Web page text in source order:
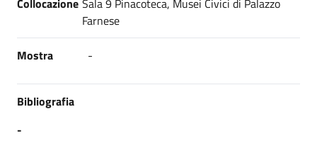
Collocazione Sala 9 Pinacoteca, Musei Civici di Palazzo
Farnese
Mostra -
Bibliografia
-